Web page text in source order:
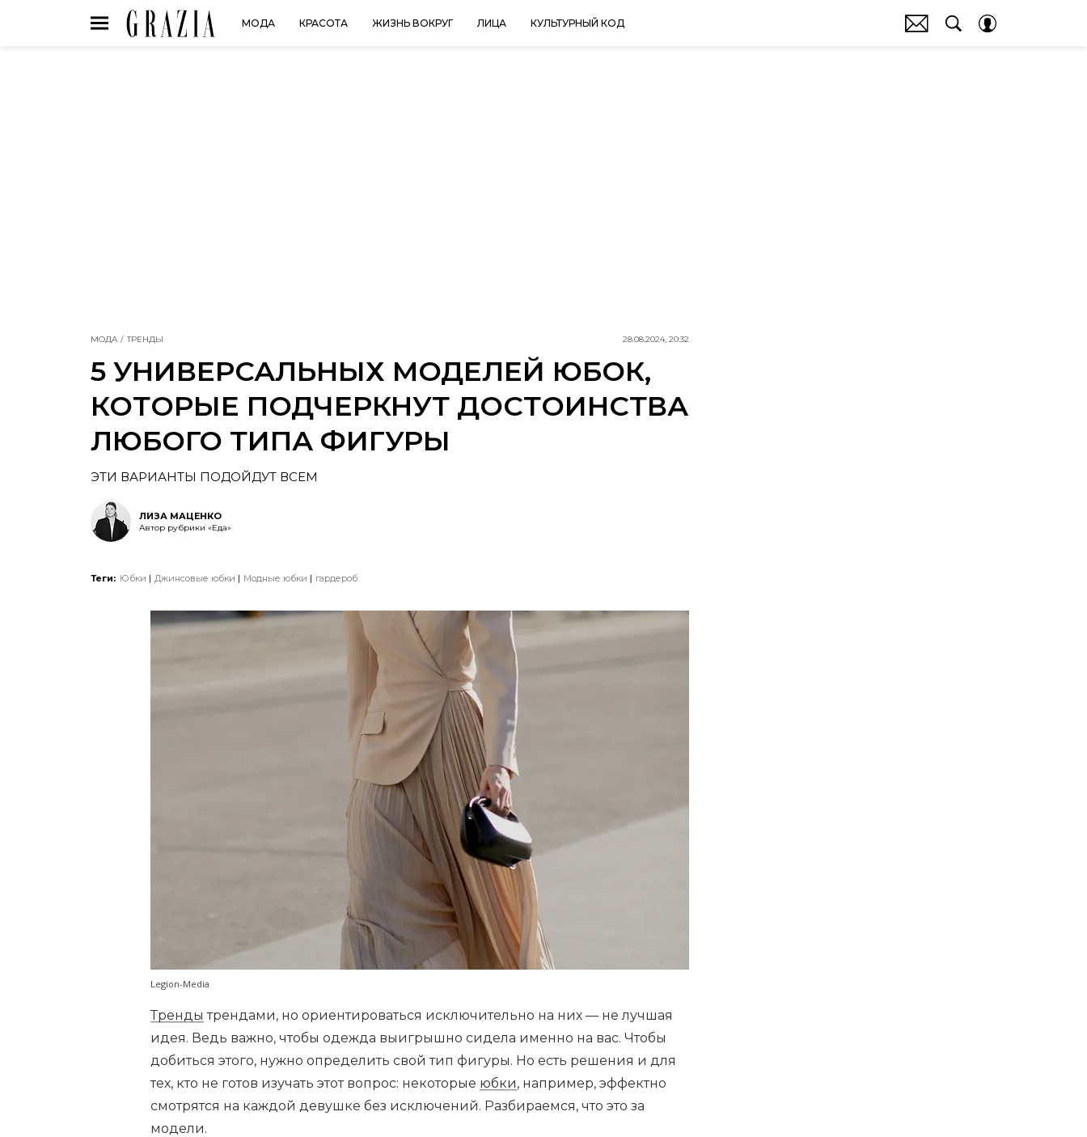
МОДА КРАСОТА ЖИЗНЬ ВОКРУГ ЛИЦА КУЛЬТУРНЫЙ КОД
МОДА ТРЕНДЫ 28.08.2024, 20:32
5 УНИВЕРСАЛЬНЫХ МОДЕЛЕЙ ЮБОК,
КОТОРЫЕ ПОДЧЕРКНУТ ДОСТОИНСТВА
ЛЮБОГО ТИПА ФИГУРЫ
ЭТИ ВАРИАНТЫ ПОДОЙДУТ ВСЕМ
ЛИЗА МАЦЕНКО
Автор рубрики «Еда»
Теги: Юбки Джинсовые юбки Модные юбки гардероб
Legion-Media
Тренды трендами, но ориентироваться исключительно на них — не лучшая
идея. Ведь важно, чтобы одежда выигрышно сидела именно на вас. Чтобы
добиться этого, нужно определить свой тип фигуры. Но есть решения и для
тех, кто не готов изучать этот вопрос: некоторые юбки, например, эффектно
смотрятся на каждой девушке без исключений. Разбираемся, что это за
модели.